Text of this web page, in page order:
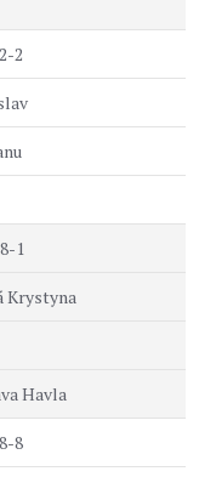
2
1
Krystyna
Havla
8